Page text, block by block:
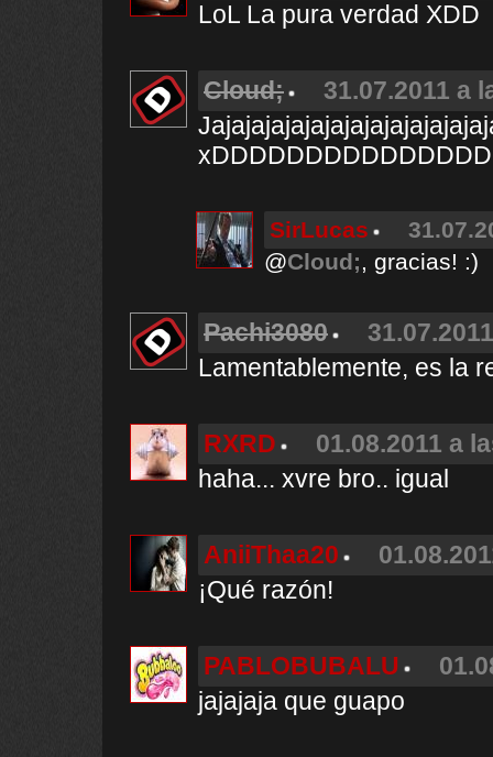
LoL La pura verdad XDD
Cloud;
31.07.2011 a
SirLucas
@Cloud;, gracias! :)
Pachi3080
Lamentablemente, es la
RXRD
01.08.2011 a
haha... xvre bro.. igual
AniiThaa20
¡Qué razón!
PABLOBUBALU
jajajaja que guapo